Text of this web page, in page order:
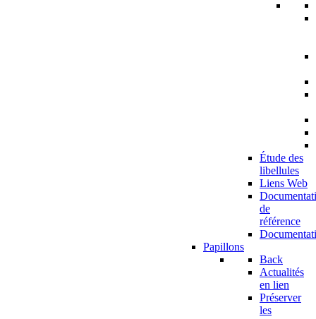
Étude des
libellules
Liens Web
de
référence
Papillons
Back
Actualités
en lien
Préserver
les